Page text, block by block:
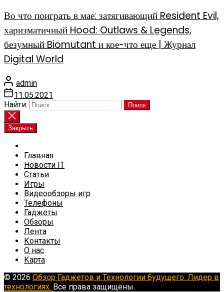
Во что поиграть в мае: затягивающий Resident Evil,
харизматичный Hood: Outlaws & Legends,
безумный Biomutant и кое-что еще | Журнал
Digital World
admin
11.05.2021
Найти:
Закрыть
Главная
Новости IT
Статьи
Игры
Видеообзоры игр
Телефоны
Гаджеты
Обзоры
Лента
Контакты
О нас
Карта
© 2026 Обзор Гаджетов и Технологии будущего. Лидер в
технологиях. Все права защищены.